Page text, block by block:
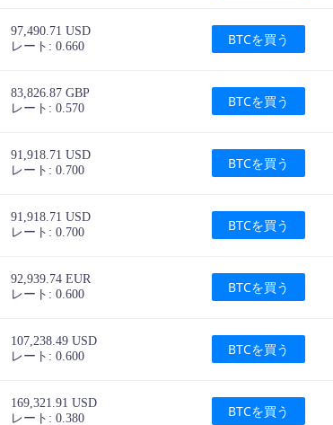
97,490.71 USD
レート: 0.660
BTCを買う
83,826.87 GBP
レート: 0.570
BTCを買う
91,918.71 USD
レート: 0.700
BTCを買う
91,918.71 USD
レート: 0.700
BTCを買う
92,939.74 EUR
レート: 0.600
BTCを買う
107,238.49 USD
レート: 0.600
BTCを買う
169,321.91 USD
レート: 0.380
BTCを買う